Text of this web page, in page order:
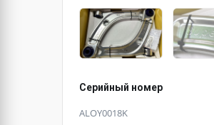
Серийный номер
ALOY0018K